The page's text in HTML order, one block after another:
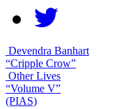
Devendra Banhart
“Cripple Crow”
Other Lives
“Volume V”
(PIAS)